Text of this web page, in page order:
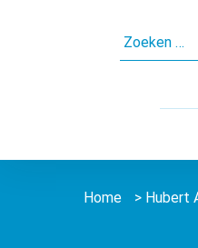
NAAR:
Home > Hubert